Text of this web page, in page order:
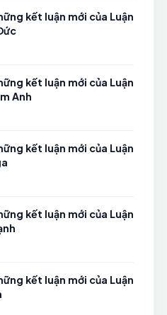
kết luận mới của Luận
kết luận mới của Luận
Anh
kết luận mới của Luận
kết luận mới của Luận
kết luận mới của Luận